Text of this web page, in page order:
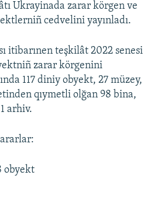
Ukrayinada zarar körgen ve
cedvelini yayınladı.
itibarınen teşkilât 2022 senesi
zarar körgenini
117 diniy obyekt, 27 müzey,
qıymetli olğan 98 bina,
arhiv.
obyekt